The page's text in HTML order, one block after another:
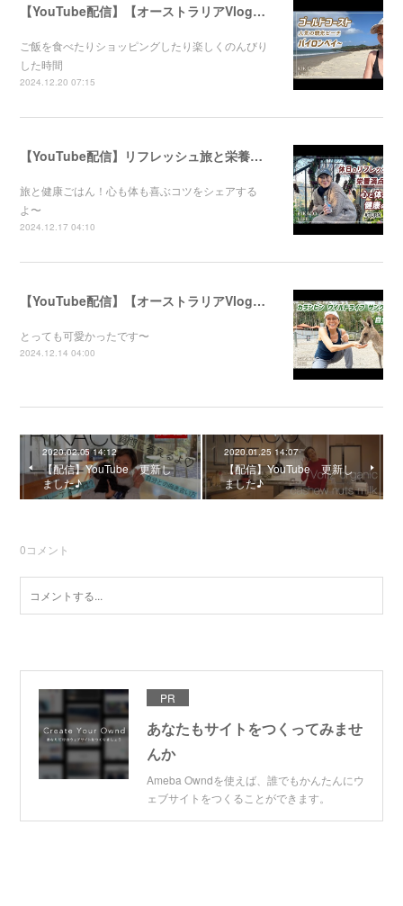
【YouTube配信】【オーストラリアVlog】オシャレで人気のバイロンベイ〜
ご飯を食べたりショッピングしたり楽しくのんびり
した時間
2024.12.20 07:15
【YouTube配信】リフレッシュ旅と栄養満点ごはん！心と体が喜ぶ健康のコツ
旅と健康ごはん！心も体も喜ぶコツをシェアする
よ〜
2024.12.17 04:10
【YouTube配信】【オーストラリアVlog】自然公園で動物たちと触れ合ってきました〜
とっても可愛かったです〜
2024.12.14 04:00
2020.02.05 14:12
【配信】YouTube 更新し
ました♪
2020.01.25 14:07
【配信】YouTube 更新し
ました♪
0コメント
PR
あなたもサイトをつくってみませ
んか
Ameba Owndを使えば、誰でもかんたんにウ
ェブサイトをつくることができます。